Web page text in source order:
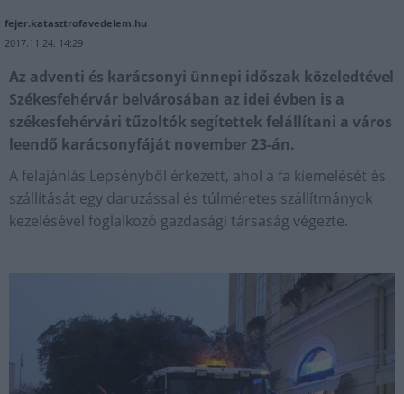
fejer.katasztrofavedelem.hu
2017.11.24. 14:29
Az adventi és karácsonyi ünnepi időszak közeledtével
Székesfehérvár belvárosában az idei évben is a
székesfehérvári tűzoltók segítettek felállítani a város
leendő karácsonyfáját november 23-án.
A felajánlás Lepsényből érkezett, ahol a fa kiemelését és
szállítását egy daruzással és túlméretes szállítmányok
kezelésével foglalkozó gazdasági társaság végezte.